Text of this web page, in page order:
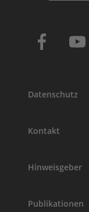
Datenschutz
Kontakt
Hinweisgeber
Publikationen